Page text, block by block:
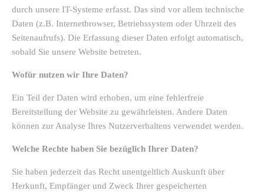
durch unsere IT-Systeme erfasst. Das sind vor allem technische
Daten (z.B. Internetbrowser, Betriebssystem oder Uhrzeit des
Seitenaufrufs). Die Erfassung dieser Daten erfolgt automatisch,
sobald Sie unsere Website betreten.
Wofür nutzen wir Ihre Daten?
Ein Teil der Daten wird erhoben, um eine fehlerfreie
Bereitstellung der Website zu gewährleisten. Andere Daten
können zur Analyse Ihres Nutzerverhaltens verwendet werden.
Welche Rechte haben Sie bezüglich Ihrer Daten?
Sie haben jederzeit das Recht unentgeltlich Auskunft über
Herkunft, Empfänger und Zweck Ihrer gespeicherten